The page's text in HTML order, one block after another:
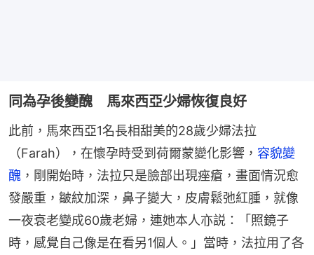
同為孕後變醜 馬來西亞少婦恢復良好
此前，馬來西亞1名長相甜美的28歲少婦法拉
（Farah），在懷孕時受到荷爾蒙變化影響， 容貌變
醜 ，剛開始時，法拉只是臉部出現痤瘡，畫面情況愈
發嚴重，皺紋加深，鼻子變大，皮膚鬆弛紅腫，就像
一夜衰老變成60歲老婦，連她本人亦説：「照鏡子
時，感覺自己像是在看另1個人。」當時，法拉用了各